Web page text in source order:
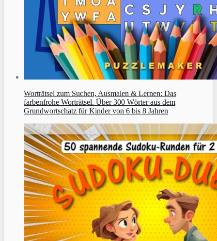
Worträtsel zum Suchen, Ausmalen & Lernen: Das
farbenfrohe Worträtsel. Über 300 Wörter aus dem
Grundwortschatz für Kinder von 6 bis 8 Jahren